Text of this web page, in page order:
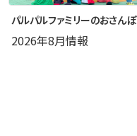
パルパルファミリーのおさんぽ
2026年8月情報